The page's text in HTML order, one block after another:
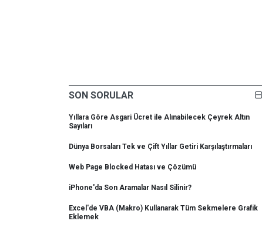
SON SORULAR
Yıllara Göre Asgari Ücret ile Alınabilecek Çeyrek Altın
Sayıları
Dünya Borsaları Tek ve Çift Yıllar Getiri Karşılaştırmaları
Web Page Blocked Hatası ve Çözümü
iPhone'da Son Aramalar Nasıl Silinir?
Excel'de VBA (Makro) Kullanarak Tüm Sekmelere Grafik
Eklemek